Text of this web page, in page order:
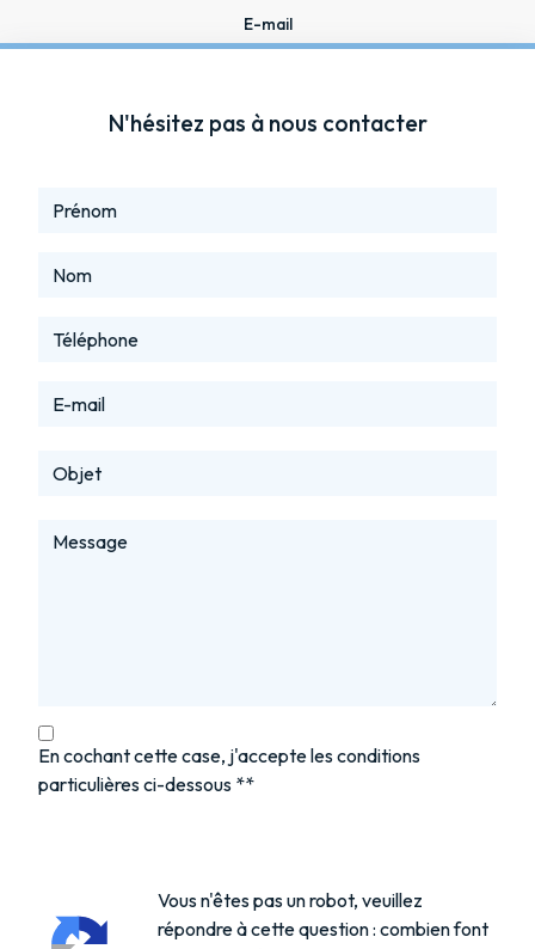
E-mail
N'hésitez pas à nous contacter
En cochant cette case, j'accepte les conditions
particulières ci-dessous **
Vous n'êtes pas un robot, veuillez
répondre à cette question : combien font